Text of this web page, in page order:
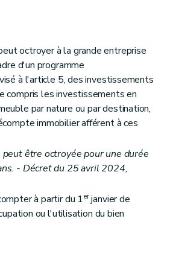
octroyer à la grande entreprise
d'un programme
à l'article 5, des investissements
compris les investissements en
par nature ou par destination,
immobilier afférent à ces
être octroyée pour une durée
- Décret du 25 avril 2024,
à partir du 1erjanvier de
ou l'utilisation du bien